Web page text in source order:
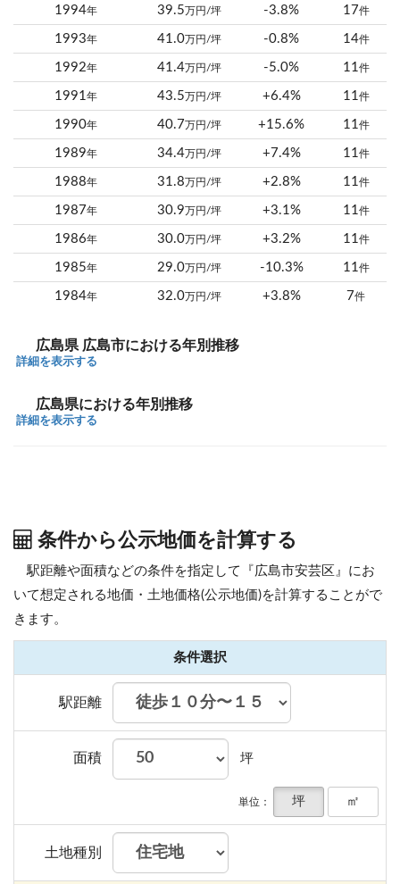
1994年 39.5 万円/坪 -3.8% 17件
1993年 41.0 万円/坪 -0.8% 14件
1992年 41.4 万円/坪 -5.0% 11件
1991年 43.5 万円/坪 +6.4% 11件
1990年 40.7 万円/坪 +15.6% 11件
1989年 34.4 万円/坪 +7.4% 11件
1988年 31.8 万円/坪 +2.8% 11件
1987年 30.9 万円/坪 +3.1% 11件
1986年 30.0 万円/坪 +3.2% 11件
1985年 29.0 万円/坪 -10.3% 11件
1984年 32.0 万円/坪 +3.8% 7件
広島県 広島市における年別推移
詳細を表示する
広島県における年別推移
詳細を表示する
条件から公示地価を計算する
駅距離や面積などの条件を指定して『広島市安芸区』にお
いて想定される地価・土地価格(公示地価)を計算することがで
きます。
条件選択
駅距離
面積 坪
単位： 坪 ㎡
土地種別